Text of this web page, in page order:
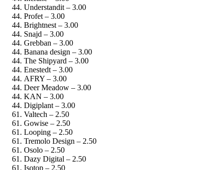
Understandit – 3.00
Profet – 3.00
Brightnest – 3.00
Snajd – 3.00
Grebban – 3.00
Banana design – 3.00
The Shipyard – 3.00
Enestedt – 3.00
AFRY – 3.00
Deer Meadow – 3.00
KAN – 3.00
Digiplant – 3.00
Valtech – 2.50
Gowise – 2.50
Looping – 2.50
Tremolo Design – 2.50
Osolo – 2.50
Dazy Digital – 2.50
Isotop – 2.50